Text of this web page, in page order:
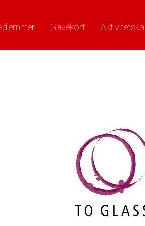
Gavekort